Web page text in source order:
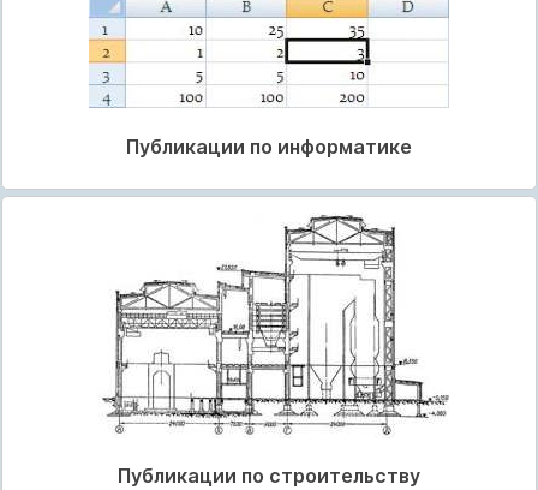
Публикации по информатике
Публикации по строительству